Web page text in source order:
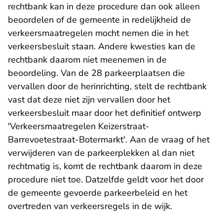
rechtbank kan in deze procedure dan ook alleen
beoordelen of de gemeente in redelijkheid de
verkeersmaatregelen mocht nemen die in het
verkeersbesluit staan. Andere kwesties kan de
rechtbank daarom niet meenemen in de
beoordeling. Van de 28 parkeerplaatsen die
vervallen door de herinrichting, stelt de rechtbank
vast dat deze niet zijn vervallen door het
verkeersbesluit maar door het definitief ontwerp
'Verkeersmaatregelen Keizerstraat-
Barrevoetestraat-Botermarkt'. Aan de vraag of het
verwijderen van de parkeerplekken al dan niet
rechtmatig is, komt de rechtbank daarom in deze
procedure niet toe. Datzelfde geldt voor het door
de gemeente gevoerde parkeerbeleid en het
overtreden van verkeersregels in de wijk.